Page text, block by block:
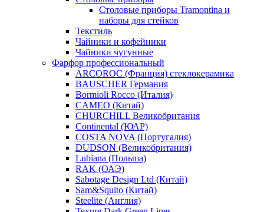
Столовые приборы Trаmоntina и
наборы для стейков
Текстиль
Чайники и кофейники
Чайники чугунные
Фарфор профессиональный
ARCOROC (Франция) стеклокерамика
BAUSCHER Германия
Bormioli Rocco (Италия)
CAMEO (Китай)
CHURCHILL Великобритания
Continental (ЮАР)
COSTA NOVA (Португалия)
DUDSON (Великобритания)
Lubiana (Польша)
RAK (ОАЭ)
Sabotage Design Ltd (Китай)
Sam&Squito (Китай)
Steelite (Англия)